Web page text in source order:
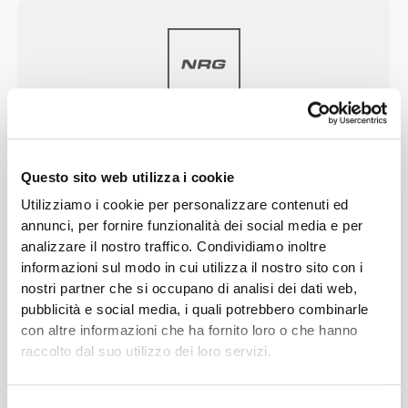
Questo sito web utilizza i cookie
Utilizziamo i cookie per personalizzare contenuti ed
annunci, per fornire funzionalità dei social media e per
analizzare il nostro traffico. Condividiamo inoltre
informazioni sul modo in cui utilizza il nostro sito con i
nostri partner che si occupano di analisi dei dati web,
pubblicità e social media, i quali potrebbero combinarle
con altre informazioni che ha fornito loro o che hanno
raccolto dal suo utilizzo dei loro servizi.
rafforza i tuoi muscoli, aiuta ad alleviare la fatica e
migliora la circolazione del sangue, per aiutarti ad
ottenere migliori prestazioni.
CONTOUR